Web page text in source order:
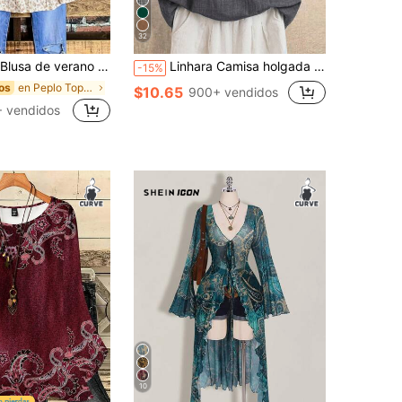
de color en estilo peplum para mujer talla grande. Blusas bohemias para mujer, ropa bohemia para mujer, blusas bohemias talla grande para mujer, ropa de mujer bohemia
en Peplo Tops de talla grande
vendidos
32
-15% Linhara Camisa holgada de manga de pétalo asimétrica de verano para mujer de talla grande
$10.65 900+ vendidos
10